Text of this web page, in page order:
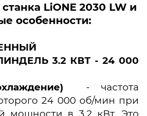
LiONE 2030 LW и
особенности:
3.2 КВТ - 24 000
- частота
24 000 об/мин при